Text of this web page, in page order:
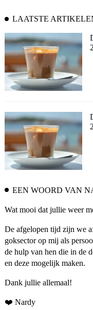
LAATSTE
EEN WOORD VAN
Wat mooi dat jullie weer
De afgelopen tijd zijn we
goksector op mij als
de hulp van hen die in de
en deze mogelijk maken.
Dank jullie allemaal!
❤️ Nardy